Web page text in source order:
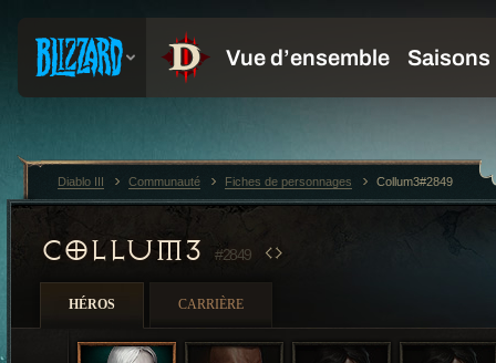
COLLUM3 #2849
HÉROS CARRIÈRE
Diablo III Communauté Fiches de personnages Collum3#2849